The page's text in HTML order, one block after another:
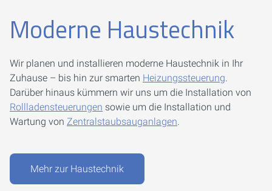
Moderne Haustechnik
Wir planen und installieren moderne Haustechnik in Ihr
Zuhause – bis hin zur smarten Heizungssteuerung.
Darüber hinaus kümmern wir uns um die Installation von
Rollladen­steuerungen sowie um die Installation und
Wartung von Zentral­staubsaug­anlagen.
Mehr zur Haustechnik